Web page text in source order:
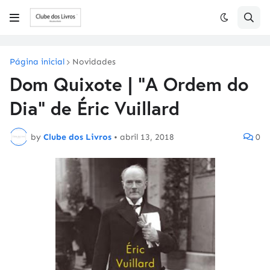
Página inicial Novidades
Dom Quixote | "A Ordem do
Dia" de Éric Vuillard
by Clube dos Livros • abril 13, 2018 0